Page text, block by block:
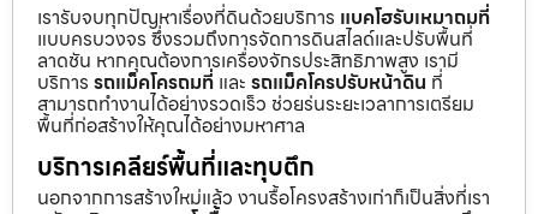
เรารับจบทุกปัญหาเรื่องที่ดินด้วยบริการ แบคโฮรับเหมาถมที่
แบบครบวงจร ซึ่งรวมถึงการจัดการดินสไลด์และปรับพื้นที่
ลาดชัน หากคุณต้องการเครื่องจักรประสิทธิภาพสูง เรามี
บริการ รถแม็คโครถมที่ และ รถแม็คโครปรับหน้าดิน ที่
สามารถทำงานได้อย่างรวดเร็ว ช่วยร่นระยะเวลาการเตรียม
พื้นที่ก่อสร้างให้คุณได้อย่างมหาศาล
บริการเคลียร์พื้นที่และทุบตึก
นอกจากการสร้างใหม่แล้ว งานรื้อโครงสร้างเก่าก็เป็นสิ่งที่เรา